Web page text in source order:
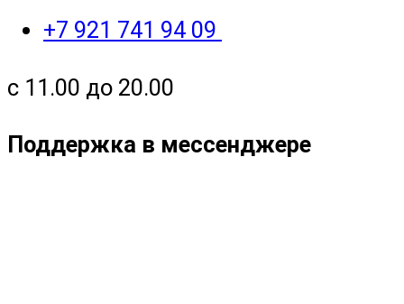
+7 921 741 94 09
с 11.00 до 20.00
Поддержка в мессенджере